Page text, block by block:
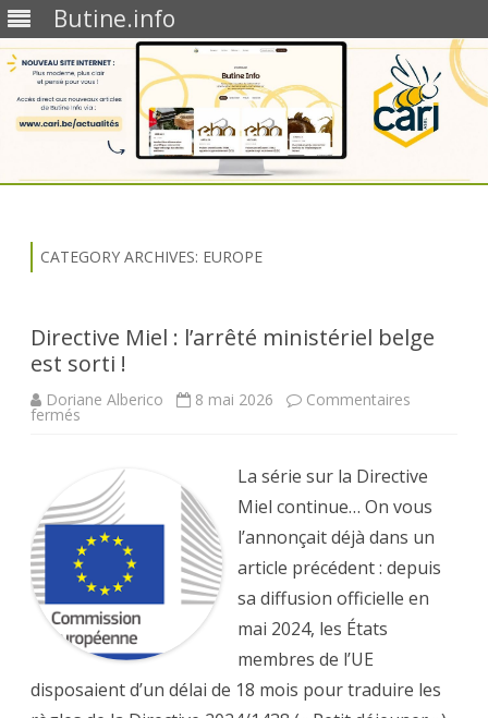
Butine.info
CATEGORY ARCHIVES: EUROPE
Directive Miel : l’arrêté ministériel belge
est sorti !
Doriane Alberico 8 mai 2026 Commentaires
fermés
l’arrêté
ministériel
belge
est
sorti
!
La série sur la Directive
Miel continue… On vous
l’annonçait déjà dans un
article précédent : depuis
sa diffusion officielle en
mai 2024, les États
membres de l’UE
disposaient d’un délai de 18 mois pour traduire les